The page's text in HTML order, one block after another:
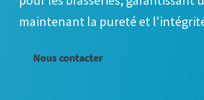
maintenant la pureté et
Nous contacter